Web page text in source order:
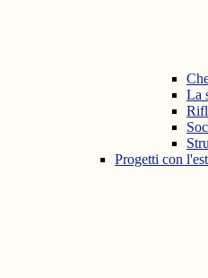
La
Progetti con